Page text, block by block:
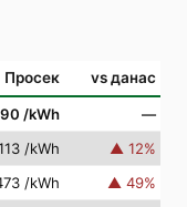
Просек vs данас
/kWh
—
/kWh ▲ 12%
/kWh ▲ 49%